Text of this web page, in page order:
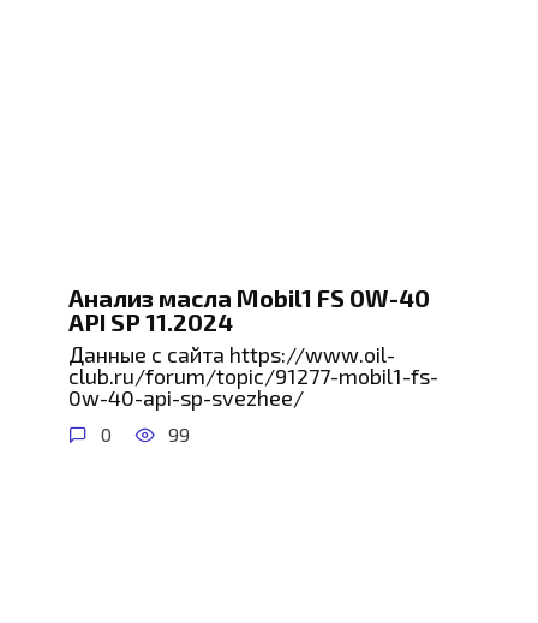
Анализ масла Mobil1 FS 0W-40
API SP 11.2024
Данные с сайта https://www.oil-
club.ru/forum/topic/91277-mobil1-fs-
0w-40-api-sp-svezhee/
0 99